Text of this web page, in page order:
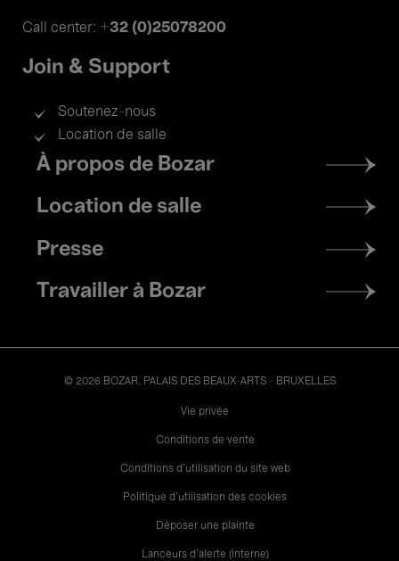
Call center: +32 (0)25078200
Join & Support
Soutenez-nous
Location de salle
Footer
menu
À propos de Bozar
Location de salle
Presse
Travailler à Bozar
© 2026 BOZAR. PALAIS DES BEAUX-ARTS - BRUXELLES
Vie privée
Conditions de vente
Conditions d'utilisation du site web
Politique d'utilisation des cookies
Déposer une plainte
Lanceurs d’alerte (interne)